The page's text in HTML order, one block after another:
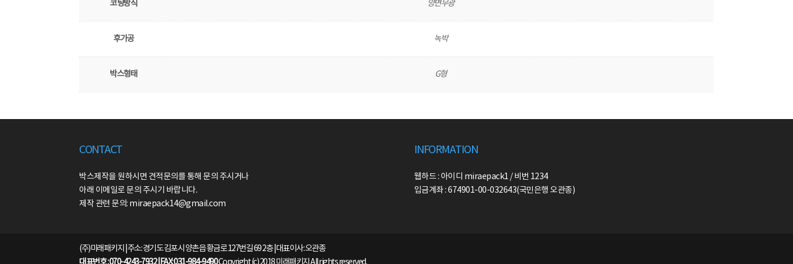
코팅방식 양면무광
후가공 녹박
박스형태 G형
CONTACT
박스제작을 원하시면 견적문의를 통해 문의 주시거나
아래 이메일로 문의 주시기 바랍니다.
제작 관련 문의: miraepack14@gmail.com
INFORMATION
웹하드 : 아이디 miraepack1 / 비번 1234
입금계좌 : 674901-00-032643(국민은행 오관종)
(주)미래패키지 | 주소: 경기도 김포시 양촌읍 황금로 127번길 69 2층 | 대표이사: 오관종
대표번호 : 070-4243-7932 | FAX: 031-984-9490Copyright (c) 2018 미래패키지 All rights reserved.